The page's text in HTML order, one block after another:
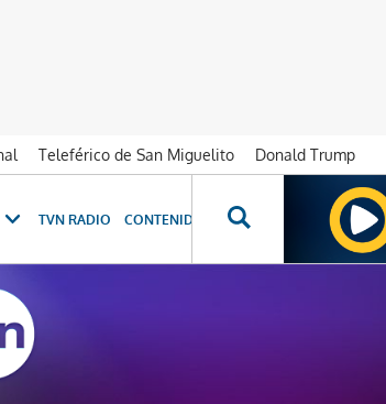
Teleférico de San Miguelito
Donald Trump
TVN RADIO CONTENIDOS ESPECIALES NOVELAS